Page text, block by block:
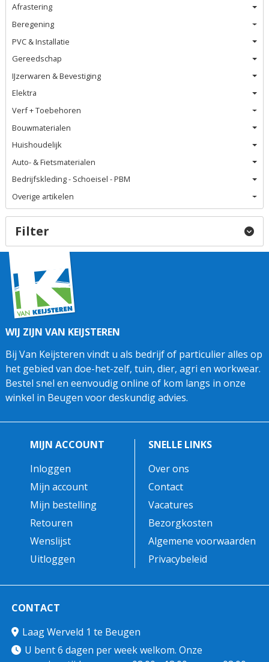
Afrastering
Beregening
PVC & Installatie
Gereedschap
IJzerwaren & Bevestiging
Elektra
Verf + Toebehoren
Bouwmaterialen
Huishoudelijk
Auto- & Fietsmaterialen
Bedrijfskleding - Schoeisel - PBM
Overige artikelen
Filter
WIJ ZIJN VAN KEIJSTEREN
Bij Van Keijsteren vindt u als bedrijf of particulier alles op
het gebied van doe-het-zelf, tuin, dier, agri en workwear.
Bestel snel en eenvoudig online of kom langs in onze
winkel in Beugen voor deskundig advies.
MIJN ACCOUNT
Inloggen
Mijn account
Mijn bestelling
Retouren
Wenslijst
Uitloggen
SNELLE LINKS
Over ons
Contact
Vacatures
Bezorgkosten
Algemene voorwaarden
Privacybeleid
CONTACT
Laag Werveld 1 te Beugen
U bent 6 dagen per week welkom. Onze